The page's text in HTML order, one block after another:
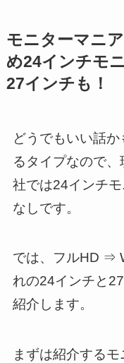
モニターマニ
め24インチモ
27インチも！
どうでもいい話
るタイプなので
社では24インチ
なしです。
では、フルHD ⇒
れの24インチと
紹介します。
まずは紹介する